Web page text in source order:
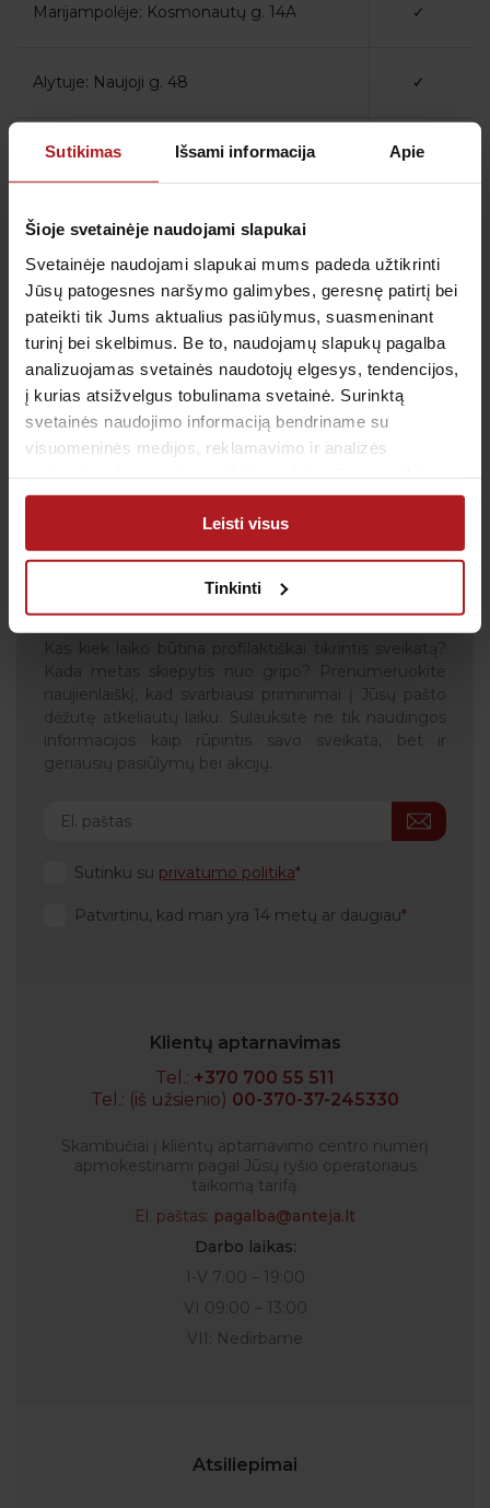
Sutikimas Išsami informacija Apie
Šioje svetainėje naudojami slapukai
Svetainėje naudojami slapukai mums padeda užtikrinti
Jūsų patogesnes naršymo galimybes, geresnę patirtį bei
pateikti tik Jums aktualius pasiūlymus, suasmeninant
turinį bei skelbimus. Be to, naudojamų slapukų pagalba
analizuojamas svetainės naudotojų elgesys, tendencijos,
į kurias atsižvelgus tobulinama svetainė. Surinktą
svetainės naudojimo informaciją bendriname su
visuomeninės medijos, reklamavimo ir analizės
arba naudojant paslaugas surinktos informacijos.
Leisti visus
Tinkinti
Marijampolėje: Kosmonautų g. 14A ✓
Alytuje: Naujoji g. 48 ✓
Druskininkai, T. Kosciuškos g. 12-54 ✓
Šilutės: Turgaus g. 3
Palanga: Vytauto g. 118 ✓
Gargždai: Klaipėdos g. 40
Gauk naujienas pirmas
Kas kiek laiko būtina profilaktiškai tikrintis sveikatą?
Kada metas skiepytis nuo gripo? Prenumeruokite
naujienlaiškį, kad svarbiausi priminimai į Jūsų pašto
dėžutę atkeliautų laiku. Sulauksite ne tik naudingos
informacijos kaip rūpintis savo sveikata, bet ir
geriausių pasiūlymų bei akcijų.
Sutinku su privatumo politika
Patvirtinu, kad man yra 14 metų ar daugiau
Klientų aptarnavimas
Tel.: +370 700 55 511
Tel.: (iš užsienio) 00-370-37-245330
Skambučiai į klientų aptarnavimo centro numerį
apmokestinami pagal Jūsų ryšio operatoriaus
taikomą tarifą.
El. paštas: pagalba@anteja.lt
Darbo laikas:
I-V 7:00 – 19:00
VI 09:00 – 13:00
VII: Nedirbame
Atsiliepimai